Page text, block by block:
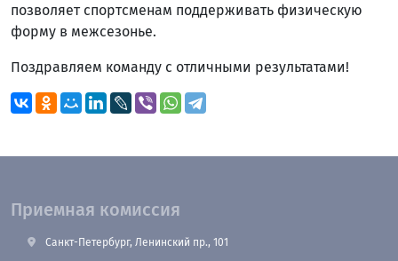
позволяет спортсменам поддерживать физическую
форму в межсезонье.
Поздравляем команду с отличными результатами!
Приемная комиссия
Санкт-Петербург, Ленинский пр., 101